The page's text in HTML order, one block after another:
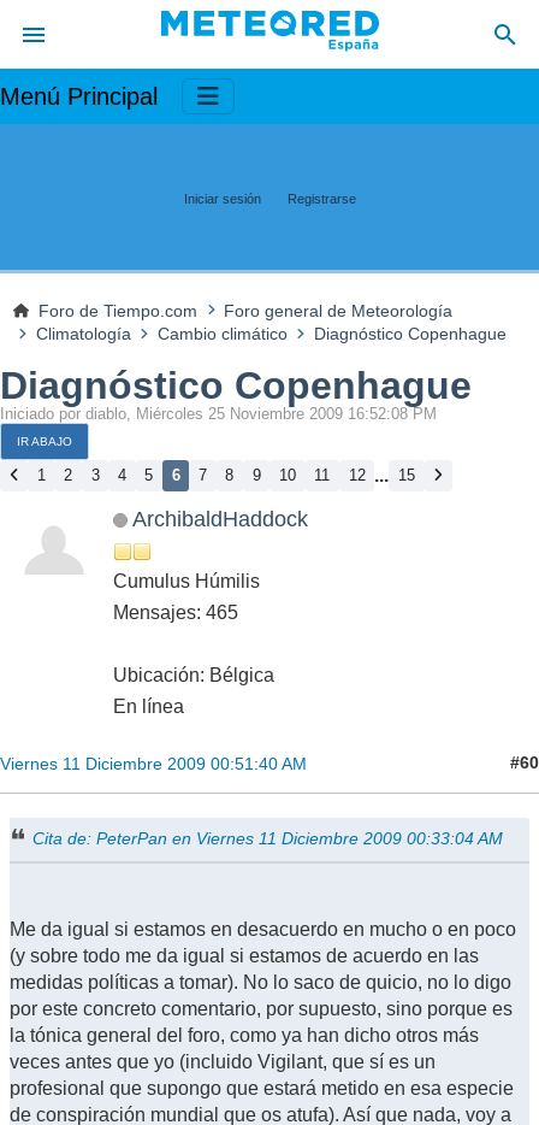
Menú Principal
Iniciar sesión Registrarse
Foro de Tiempo.com
Foro general de Meteorología
Climatología
Cambio climático Diagnóstico Copenhague
Diagnóstico Copenhague
Iniciado por diablo, Miércoles 25 Noviembre 2009 16:52:08 PM
IR ABAJO
1 2 3 4 5 6 7 8 9 10 11 12 ... 15
ArchibaldHaddock
Cumulus Húmilis
Mensajes: 465
Ubicación: Bélgica
En línea
Viernes 11 Diciembre 2009 00:51:40 AM #60
Cita de: PeterPan en Viernes 11 Diciembre 2009 00:33:04 AM
Me da igual si estamos en desacuerdo en mucho o en poco
(y sobre todo me da igual si estamos de acuerdo en las
medidas políticas a tomar). No lo saco de quicio, no lo digo
por este concreto comentario, por supuesto, sino porque es
la tónica general del foro, como ya han dicho otros más
veces antes que yo (incluido Vigilant, que sí es un
profesional que supongo que estará metido en esa especie
de conspiración mundial que os atufa). Así que nada, voy a